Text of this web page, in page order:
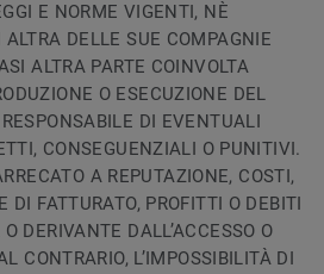
E NORME VIGENTI, NÈ
DELLE SUE COMPAGNIE
ALTRA PARTE COINVOLTA
O ESECUZIONE DEL
DI EVENTUALI
CONSEGUENZIALI O PUNITIVI.
A REPUTAZIONE, COSTI,
DI FATTURATO, PROFITTI O DEBITI
DERIVANTE DALL’ACCESSO O
CONTRARIO, L’IMPOSSIBILITÀ DI